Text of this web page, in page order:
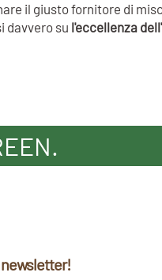
il giusto fornitore di
davvero su l'eccellenza